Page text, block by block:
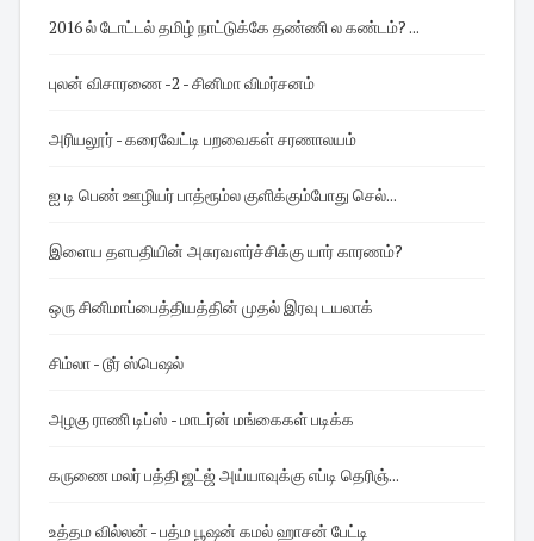
2016 ல் டோட்டல் தமிழ் நாட்டுக்கே தண்ணி ல கண்டம்? ...
புலன் விசாரணை -2 - சினிமா விமர்சனம்
அரியலூர் - கரைவேட்டி பறவைகள் சரணாலயம்
ஐ டி பெண் ஊழியர் பாத்ரூம்ல குளிக்கும்போது செல்...
இளைய தளபதியின் அசுரவளர்ச்சிக்கு யார் காரணம்?
ஒரு சினிமாப்பைத்தியத்தின் முதல் இரவு டயலாக்
சிம்லா - டூர் ஸ்பெஷல்
அழகு ராணி டிப்ஸ் - மாடர்ன் மங்கைகள் படிக்க
கருணை மலர் பத்தி ஜட்ஜ் அய்யாவுக்கு எப்டி தெரிஞ்...
உத்தம வில்லன் - பத்ம பூஷன் கமல் ஹாசன் பேட்டி